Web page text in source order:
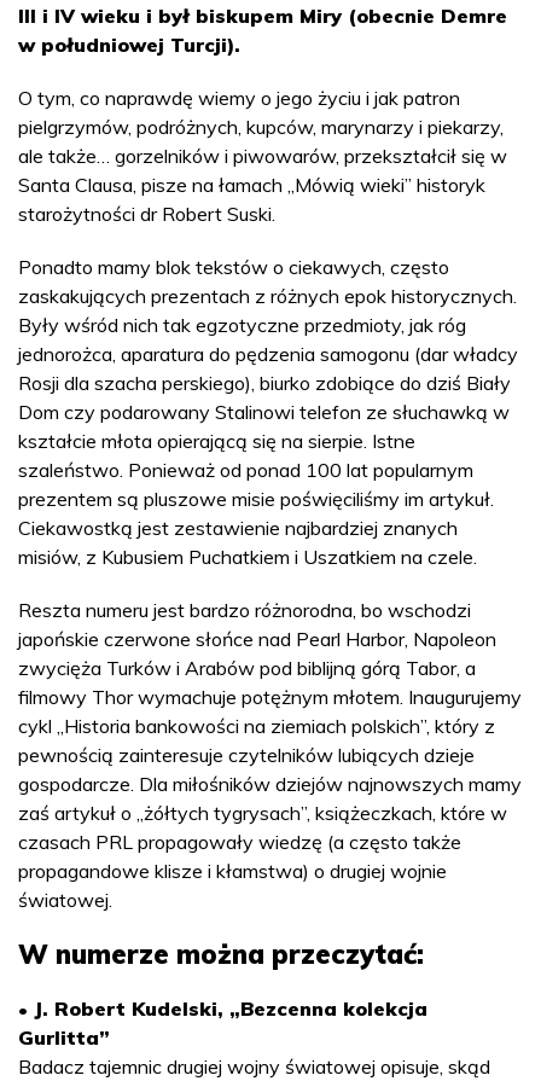
III i IV wieku i był biskupem Miry (obecnie Demre
w południowej Turcji).
O tym, co naprawdę wiemy o jego życiu i jak patron
pielgrzymów, podróżnych, kupców, marynarzy i piekarzy,
ale także… gorzelników i piwowarów, przekształcił się w
Santa Clausa, pisze na łamach „Mówią wieki” historyk
starożytności dr Robert Suski.
Ponadto mamy blok tekstów o ciekawych, często
zaskakujących prezentach z różnych epok historycznych.
Były wśród nich tak egzotyczne przedmioty, jak róg
jednorożca, aparatura do pędzenia samogonu (dar władcy
Rosji dla szacha perskiego), biurko zdobiące do dziś Biały
Dom czy podarowany Stalinowi telefon ze słuchawką w
kształcie młota opierającą się na sierpie. Istne
szaleństwo. Ponieważ od ponad 100 lat popularnym
prezentem są pluszowe misie poświęciliśmy im artykuł.
Ciekawostką jest zestawienie najbardziej znanych
misiów, z Kubusiem Puchatkiem i Uszatkiem na czele.
Reszta numeru jest bardzo różnorodna, bo wschodzi
japońskie czerwone słońce nad Pearl Harbor, Napoleon
zwycięża Turków i Arabów pod biblijną górą Tabor, a
filmowy Thor wymachuje potężnym młotem. Inaugurujemy
cykl „Historia bankowości na ziemiach polskich”, który z
pewnością zainteresuje czytelników lubiących dzieje
gospodarcze. Dla miłośników dziejów najnowszych mamy
zaś artykuł o „żółtych tygrysach”, książeczkach, które w
czasach PRL propagowały wiedzę (a często także
propagandowe klisze i kłamstwa) o drugiej wojnie
światowej.
W numerze można przeczytać:
• J. Robert Kudelski, „Bezcenna kolekcja
Gurlitta”
Badacz tajemnic drugiej wojny światowej opisuje, skąd